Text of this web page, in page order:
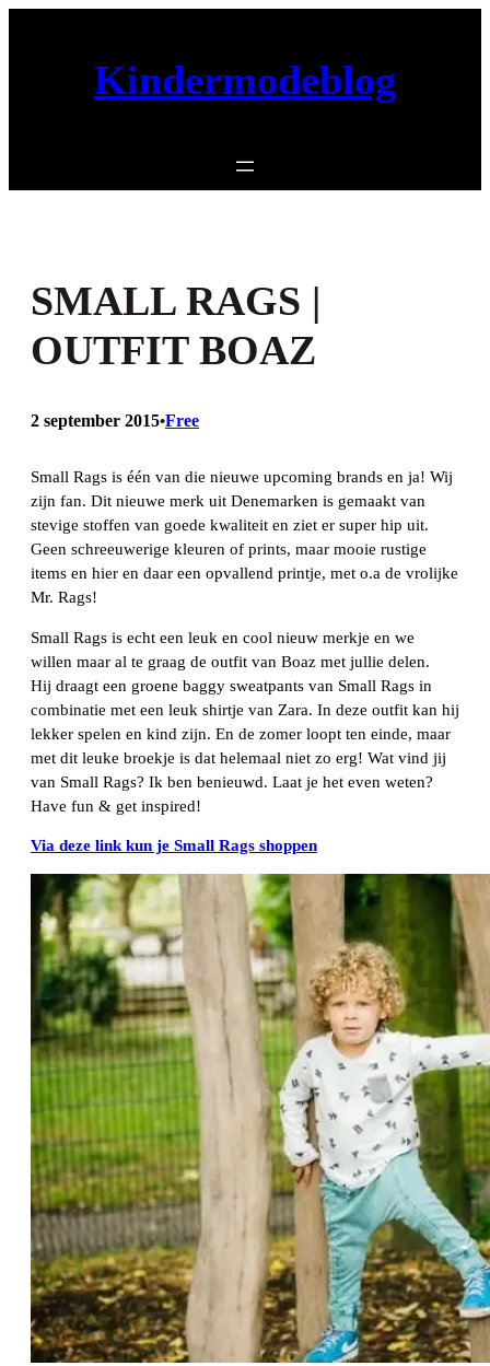
Kindermodeblog
SMALL RAGS |
OUTFIT BOAZ
2 september 2015•Free
Small Rags is één van die nieuwe upcoming brands en ja! Wij
zijn fan. Dit nieuwe merk uit Denemarken is gemaakt van
stevige stoffen van goede kwaliteit en ziet er super hip uit.
Geen schreeuwerige kleuren of prints, maar mooie rustige
items en hier en daar een opvallend printje, met o.a de vrolijke
Mr. Rags!
Small Rags is echt een leuk en cool nieuw merkje en we
willen maar al te graag de outfit van Boaz met jullie delen.
Hij draagt een groene baggy sweatpants van Small Rags in
combinatie met een leuk shirtje van Zara. In deze outfit kan hij
lekker spelen en kind zijn. En de zomer loopt ten einde, maar
met dit leuke broekje is dat helemaal niet zo erg! Wat vind jij
van Small Rags? Ik ben benieuwd. Laat je het even weten?
Have fun & get inspired!
Via deze link kun je Small Rags shoppen